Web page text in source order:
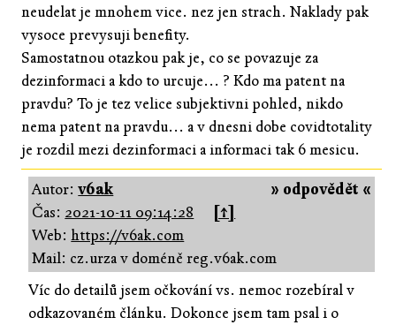
neudelat je mnohem vice. nez jen strach. Naklady pak
vysoce prevysuji benefity.
Samostatnou otazkou pak je, co se povazuje za
dezinformaci a kdo to urcuje... ? Kdo ma patent na
pravdu? To je tez velice subjektivni pohled, nikdo
nema patent na pravdu... a v dnesni dobe covidtotality
je rozdil mezi dezinformaci a informaci tak 6 mesicu.
» odpovědět «
Autor:v6ak
Čas: 2021-10-11 09:14:28
[↑]
Web:https://v6ak.com
Mail: cz.urza v doméně reg.v6ak.com
Víc do detailů jsem očkování vs. nemoc rozebíral v
odkazovaném článku. Dokonce jsem tam psal i o